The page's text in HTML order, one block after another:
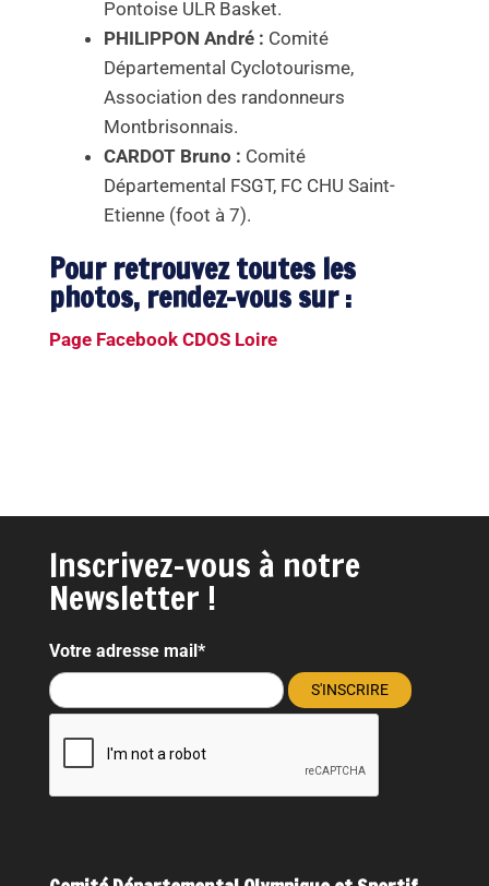
Pontoise ULR Basket.
PHILIPPON André : Comité
Départemental Cyclotourisme,
Association des randonneurs
Montbrisonnais.
CARDOT Bruno : Comité
Départemental FSGT, FC CHU Saint-
Etienne (foot à 7).
Pour retrouvez toutes les
photos, rendez-vous sur :
Page Facebook CDOS Loire
Inscrivez-vous à notre
Newsletter !
Votre adresse mail*